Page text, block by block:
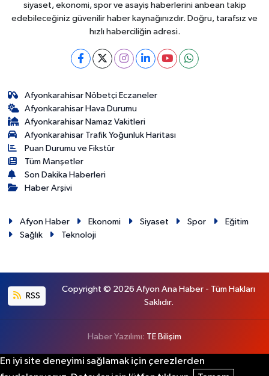
siyaset, ekonomi, spor ve asayiş haberlerini anbean takip
edebileceğiniz güvenilir haber kaynağınızdır. Doğru, tarafsız ve
hızlı haberciliğin adresi.
Afyonkarahisar Nöbetçi Eczaneler
Afyonkarahisar Hava Durumu
Afyonkarahisar Namaz Vakitleri
Afyonkarahisar Trafik Yoğunluk Haritası
Puan Durumu ve Fikstür
Tüm Manşetler
Son Dakika Haberleri
Haber Arşivi
Afyon Haber Ekonomi Siyaset Spor
Eğitim
Sağlık
Teknoloji
RSS
Copyright © 2026 Afyon Ana Haber - Tüm Hakları
Saklıdır.
Haber Yazılımı: TE Bilişim
En iyi site deneyimi sağlamak için çerezlerden